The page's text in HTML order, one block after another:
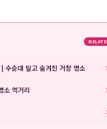
수승대 말고 숨겨진 거창 명소
소 먹거리